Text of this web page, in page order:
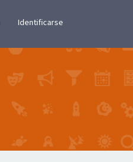
Identificarse